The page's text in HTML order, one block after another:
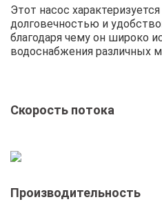
Этот насос
долговечностью и
благодаря чему он широко
водоснабжения различных
Скорость потока
Производительность